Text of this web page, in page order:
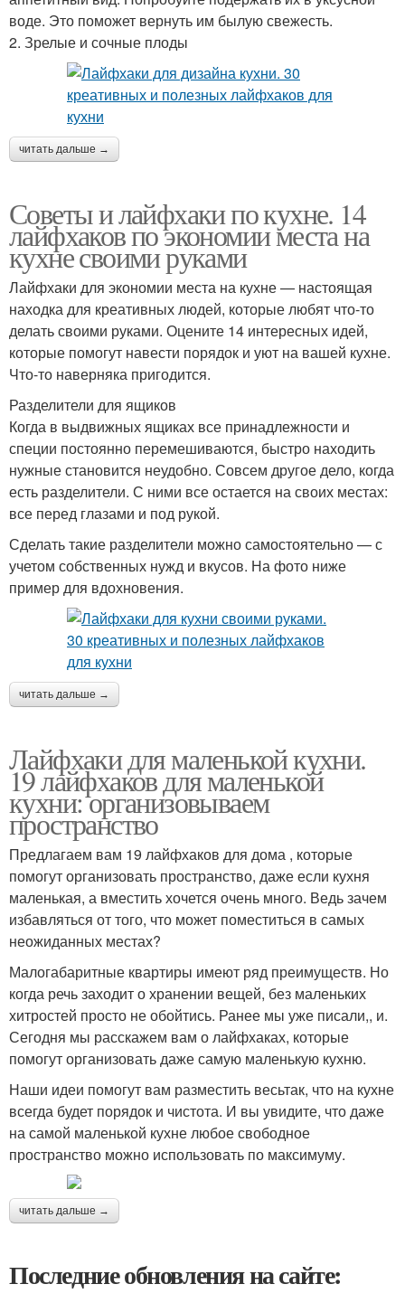
воде. Это поможет вернуть им былую свежесть.
2. Зрелые и сочные плоды
читать дальше →
Советы и лайфхаки по кухне. 14
лайфхаков по экономии места на
кухне своими руками
Лайфхаки для экономии места на кухне — настоящая
находка для креативных людей, которые любят что-то
делать своими руками. Оцените 14 интересных идей,
которые помогут навести порядок и уют на вашей кухне.
Что-то наверняка пригодится.
Разделители для ящиков
Когда в выдвижных ящиках все принадлежности и
специи постоянно перемешиваются, быстро находить
нужные становится неудобно. Совсем другое дело, когда
есть разделители. С ними все остается на своих местах:
все перед глазами и под рукой.
Сделать такие разделители можно самостоятельно — с
учетом собственных нужд и вкусов. На фото ниже
пример для вдохновения.
читать дальше →
Лайфхаки для маленькой кухни.
19 лайфхаков для маленькой
кухни: организовываем
пространство
Предлагаем вам 19 лайфхаков для дома , которые
помогут организовать пространство, даже если кухня
маленькая, а вместить хочется очень много. Ведь зачем
избавляться от того, что может поместиться в самых
неожиданных местах?
Малогабаритные квартиры имеют ряд преимуществ. Но
когда речь заходит о хранении вещей, без маленьких
хитростей просто не обойтись. Ранее мы уже писали,, и.
Сегодня мы расскажем вам о лайфхаках, которые
помогут организовать даже самую маленькую кухню.
Наши идеи помогут вам разместить весьтак, что на кухне
всегда будет порядок и чистота. И вы увидите, что даже
на самой маленькой кухне любое свободное
пространство можно использовать по максимуму.
читать дальше →
Последние обновления на сайте: